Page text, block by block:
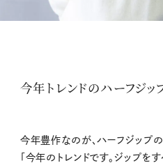
今年トレンドのハーフジ
今年豊作なのが、ハーフジップの
「今年のトレンドです。ジップを